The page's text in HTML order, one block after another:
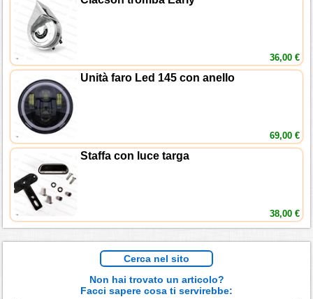
36,00 €
Unità faro Led 145 con anello
69,00 €
Staffa con luce targa
38,00 €
Cerca nel sito
Non hai trovato un articolo?
Facci sapere cosa ti servirebbe: